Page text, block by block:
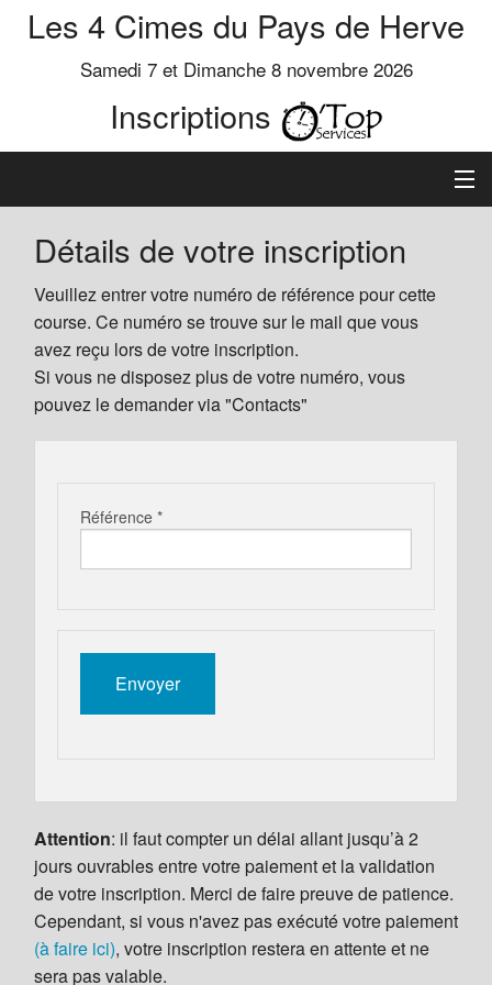
Les 4 Cimes du Pays de Herve
Samedi 7 et Dimanche 8 novembre 2026
Inscriptions
Inscription
Préinscrits
Informations
Détails de votre inscription
Veuillez entrer votre numéro de référence pour cette
course. Ce numéro se trouve sur le mail que vous
avez reçu lors de votre inscription.
Si vous ne disposez plus de votre numéro, vous
pouvez le demander via "Contacts"
Référence *
Attention: il faut compter un délai allant jusqu’à 2
jours ouvrables entre votre paiement et la validation
de votre inscription. Merci de faire preuve de patience.
Cependant, si vous n'avez pas exécuté votre paiement
(à faire ici), votre inscription restera en attente et ne
sera pas valable.